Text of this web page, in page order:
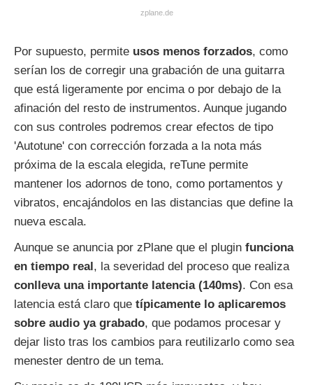
zplane.de
Por supuesto, permite usos menos forzados, como
serían los de corregir una grabación de una guitarra
que está ligeramente por encima o por debajo de la
afinación del resto de instrumentos. Aunque jugando
con sus controles podremos crear efectos de tipo
'Autotune' con corrección forzada a la nota más
próxima de la escala elegida, reTune permite
mantener los adornos de tono, como portamentos y
vibratos, encajándolos en las distancias que define la
nueva escala.
Aunque se anuncia por zPlane que el plugin funciona
en tiempo real, la severidad del proceso que realiza
conlleva una importante latencia (140ms). Con esa
latencia está claro que típicamente lo aplicaremos
sobre audio ya grabado, que podamos procesar y
dejar listo tras los cambios para reutilizarlo como sea
menester dentro de un tema.